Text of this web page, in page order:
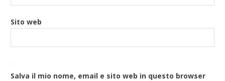
Sito web
Salva il mio nome, email e sito web in questo browser